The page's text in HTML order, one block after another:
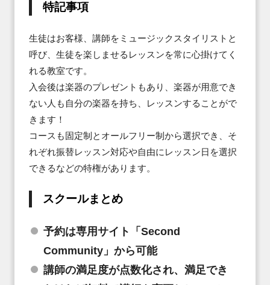
特記事項
生徒はお客様、講師をミュージックスタイリストと
呼び、生徒を楽しませるレッスンを常に心掛けてく
れる教室です。
入会後は楽器のプレゼントもあり、楽器が用意でき
ない人も自分の楽器を持ち、レッスンすることがで
きます！
コースも固定制とオールフリー制から選択でき、そ
れぞれ振替レッスン対応や自由にレッスン日を選択
できるなどの特権があります。
スクールまとめ
予約は専用サイト「Second
Community」から可能
講師の満足度が点数化され、満足でき